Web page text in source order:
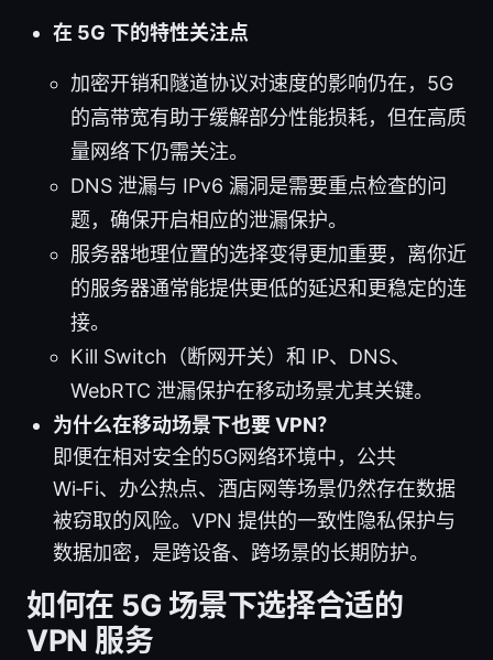
在 5G 下的特性关注点
加密开销和隧道协议对速度的影响仍在，5G
的高带宽有助于缓解部分性能损耗，但在高质
量网络下仍需关注。
DNS 泄漏与 IPv6 漏洞是需要重点检查的问
题，确保开启相应的泄漏保护。
服务器地理位置的选择变得更加重要，离你近
的服务器通常能提供更低的延迟和更稳定的连
接。
Kill Switch（断网开关）和 IP、DNS、
WebRTC 泄漏保护在移动场景尤其关键。
为什么在移动场景下也要 VPN？
即便在相对安全的5G网络环境中，公共
Wi‑Fi、办公热点、酒店网等场景仍然存在数据
被窃取的风险。VPN 提供的一致性隐私保护与
数据加密，是跨设备、跨场景的长期防护。
如何在 5G 场景下选择合适的
VPN 服务